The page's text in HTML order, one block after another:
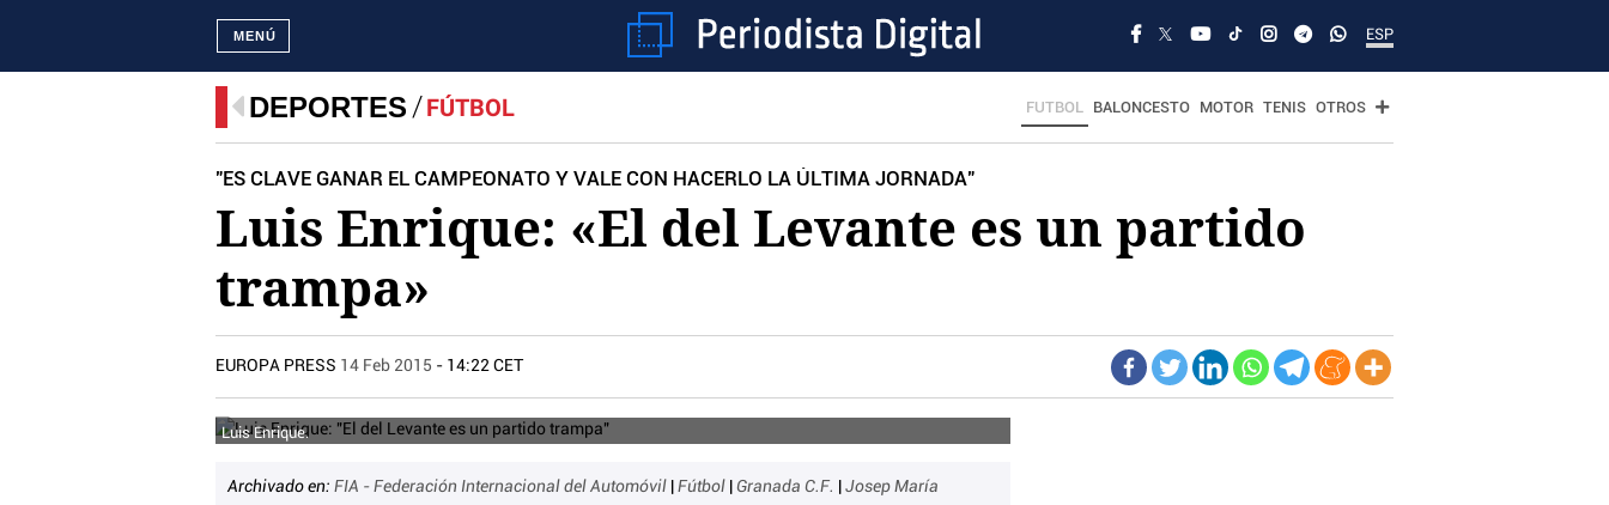
ESP
MENÚ
DEPORTES FÚTBOL FUTBOL BALONCESTO MOTOR TENIS OTROS
"ES CLAVE GANAR EL CAMPEONATO Y VALE CON HACERLO LA ÚLTIMA JORNADA"
Luis Enrique: «El del Levante es un partido
trampa»
EUROPA PRESS 14 Feb 2015 - 14:22 CET
Luis Enrique.
Archivado en: FIA - Federación Internacional del Automóvil Fútbol Granada C.F.
Josep María